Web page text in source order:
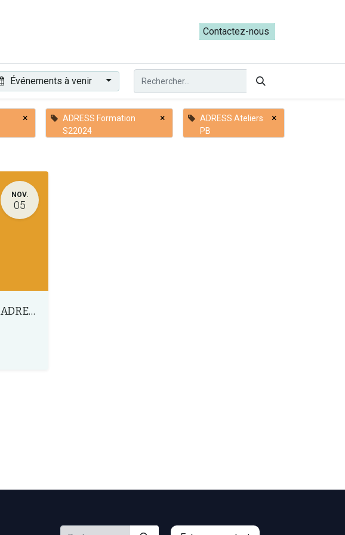
Les ateliers du Parcours ADRESS [mai-juin 2026]
Contactez-nous​​
Événements à venir
×
ADRESS Formation
S22024
×
ADRESS Ateliers
PB
×
NOV.
05
Réunion d'accueil du Parcours ADRESS